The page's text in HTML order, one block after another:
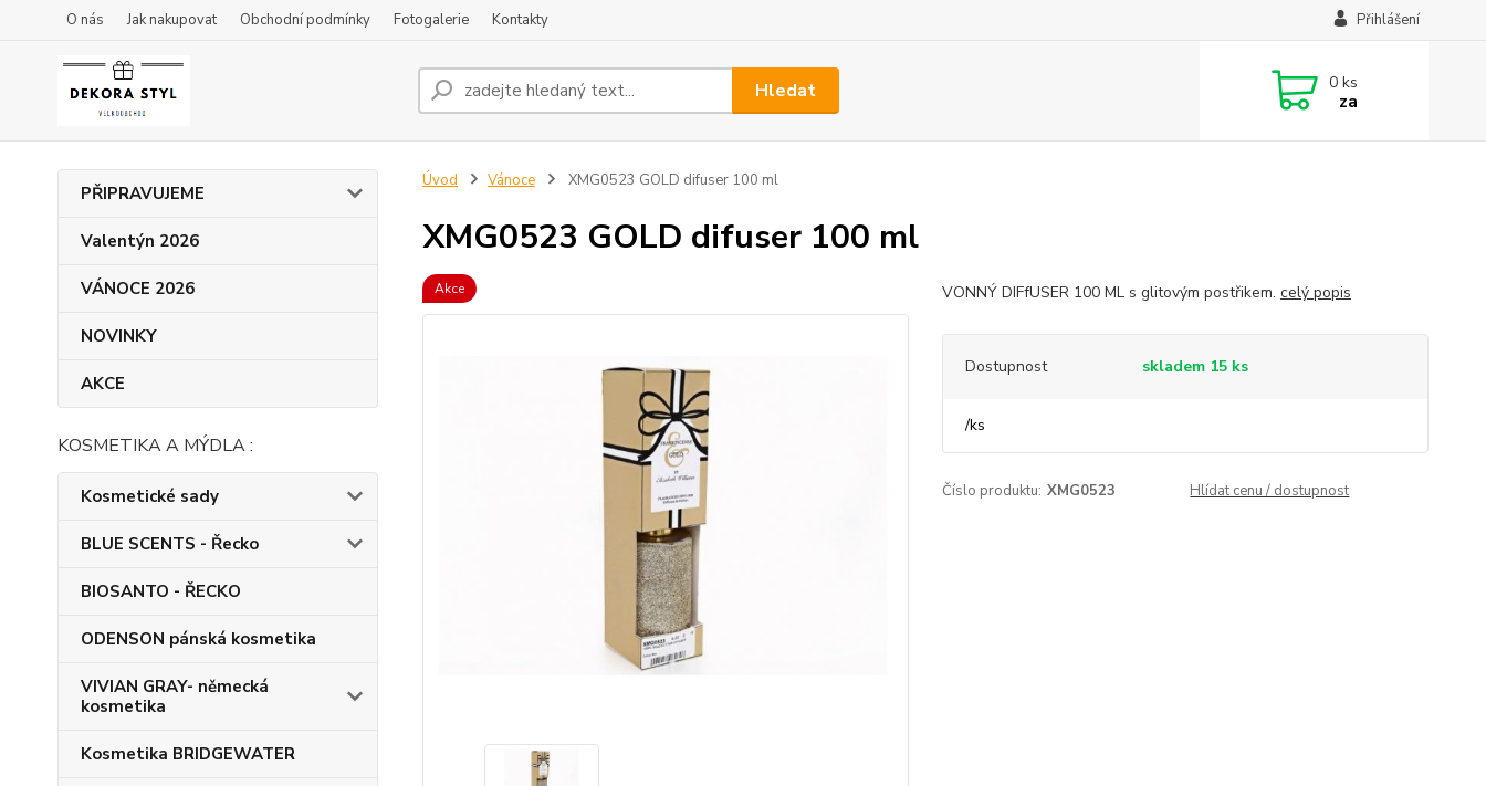
O nás Jak nakupovat Obchodní podmínky Fotogalerie Kontakty Přihlášení
Hledat 0 ks
za
PŘIPRAVUJEME
Valentýn 2026
VÁNOCE 2026
NOVINKY
AKCE
KOSMETIKA A MÝDLA :
Kosmetické sady
BLUE SCENTS - Řecko
BIOSANTO - ŘECKO
ODENSON pánská kosmetika
VIVIAN GRAY- německá
kosmetika
Kosmetika BRIDGEWATER
Úvod Vánoce XMG0523 GOLD difuser 100 ml
XMG0523 GOLD difuser 100 ml
Akce VONNÝ DIFfUSER 100 ML s glitovým postřikem. celý popis
Dostupnost skladem 15 ks
/ks
Číslo produktu: XMG0523 Hlídat cenu / dostupnost